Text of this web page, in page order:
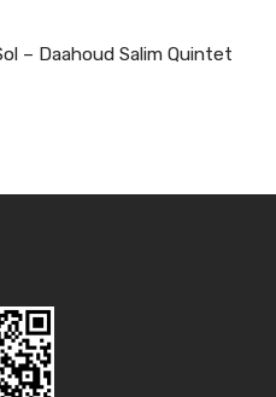
– Daahoud Salim Quintet